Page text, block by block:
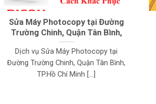
Sửa Máy Photocopy tại Đường
Trường Chinh, Quận Tân Bình,
Dịch vụ Sửa Máy Photocopy tại
Đường Trường Chinh, Quận Tân Bình,
TP.Hồ Chí Minh [...]